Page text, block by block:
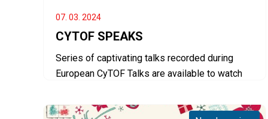
07. 03. 2024
CYTOF SPEAKS
Series of captivating talks recorded during
European CyTOF Talks are available to watch